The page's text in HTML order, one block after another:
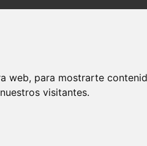
web, para mostrarte
visitantes.